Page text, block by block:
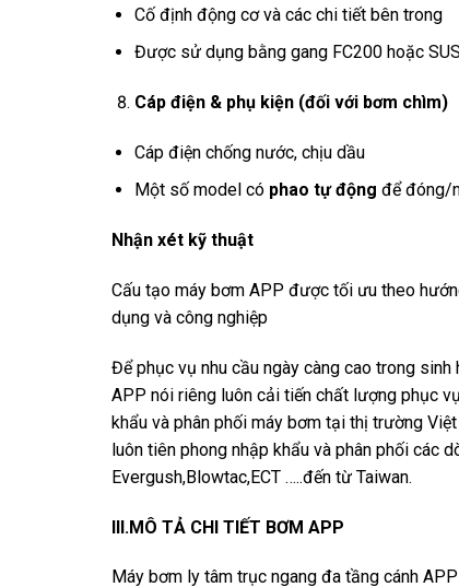
Cố định động cơ và các chi tiết bên trong
Được sử dụng bằng gang FC200 hoặc
Cáp điện & phụ kiện (đối với bơm chìm)
Cáp điện chống nước, chịu dầu
Một số model có phao tự động để đóng/
Nhận xét kỹ thuật
Cấu tạo máy bơm APP được tối ưu theo
dụng và công nghiệp
Để phục vụ nhu cầu ngày càng cao trong
APP nói riêng luôn cải tiến chất lượng phục
khẩu và phân phối máy bơm tại thị trường
luôn tiên phong nhập khẩu và phân phối các
Evergush,Blowtac,ECT …..đến từ Taiwan.
III.MÔ TẢ CHI TIẾT BƠM APP
Máy bơm ly tâm trục ngang đa tầng cánh APP